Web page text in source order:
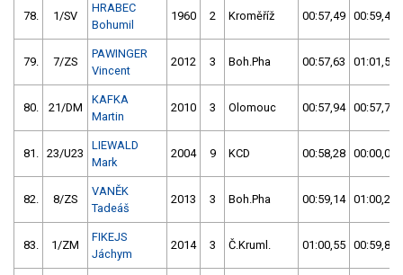
78. 1/SV
HRABEC
Bohumil
1960 2 Kroměříž 00:57,49 00:59,45
79. 7/ZS
PAWINGER
Vincent
2012 3 Boh.Pha 00:57,63 01:01,56
80. 21/DM
KAFKA
Martin
2010 3 Olomouc 00:57,94 00:57,71
81. 23/U23
LIEWALD
Mark
2004 9 KCD 00:58,28 00:00,00
82. 8/ZS
VANĚK
Tadeáš
2013 3 Boh.Pha 00:59,14 01:00,24
83. 1/ZM
FIKEJS
Jáchym
2014 3 Č.Kruml. 01:00,55 00:59,87